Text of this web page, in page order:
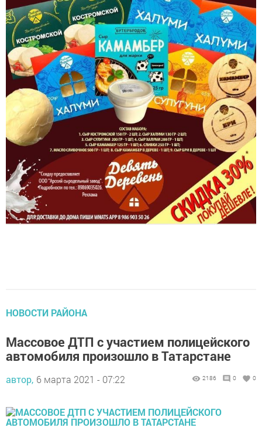
НОВОСТИ РАЙОНА
Массовое ДТП с участием полицейского
автомобиля произошло в Татарстане
автор, 6 марта 2021 - 07:22 2186 0 0